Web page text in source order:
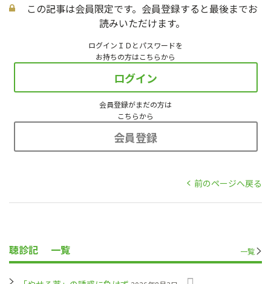
この記事は会員限定です。会員登録すると最後までお
読みいただけます。
ログインＩＤとパスワードを
お持ちの方はこちらから
ログイン
会員登録がまだの方は
こちらから
会員登録
前のページへ戻る
聴診記 一覧 一覧